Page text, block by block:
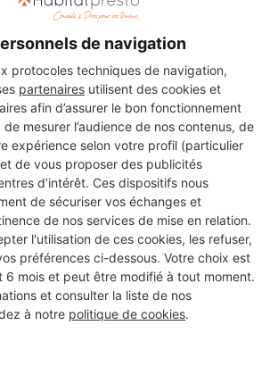
de navigation
protocoles techniques de navigation,
partenaires utilisent des cookies et
afin d’assurer le bon fonctionnement
mesurer l’audience de nos contenus, de
expérience selon votre profil (particulier
de vous proposer des publicités
d’intérêt. Ces dispositifs nous
de sécuriser vos échanges et
de nos services de mise en relation.
l'utilisation de ces cookies, les refuser,
préférences ci-dessous. Votre choix est
6 mois et peut être modifié à tout moment.
et consulter la liste de nos
à notre politique de cookies.
LE TEMPS DE
?
des travaux et ne savez quel professionnel
devis travauxauprès de notre réseau de 5 000
partout en France.
DEMANDER UN DEVIS